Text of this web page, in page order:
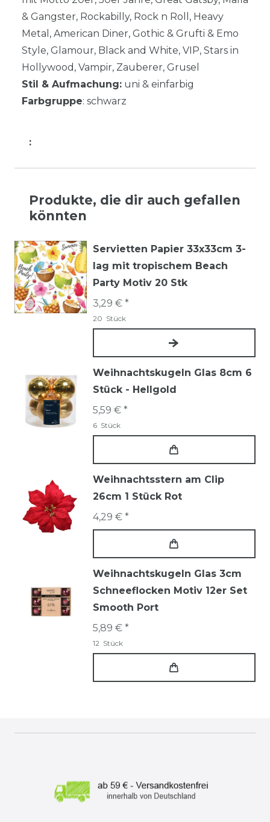
& Gangster, Rockabilly, Rock n Roll, Heavy
Metal, American Diner, Gothic & Grufti & Emo
Style, Glamour, Black and White, VIP, Stars in
Hollywood, Vampir, Zauberer, Grusel
Stil & Aufmachung: uni & einfarbig
Farbgruppe: schwarz
:
Produkte, die dir auch gefallen
könnten
Servietten Papier 33x33cm 3-
lag mit tropischem Beach
Party Motiv 20 Stk
3,29 € *
20 Stück
Weihnachtskugeln Glas 8cm 6
Stück - Hellgold
5,59 € *
6 Stück
Weihnachtsstern am Clip
26cm 1 Stück Rot
4,29 € *
Weihnachtskugeln Glas 3cm
Schneeflocken Motiv 12er Set
Smooth Port
5,89 € *
12 Stück